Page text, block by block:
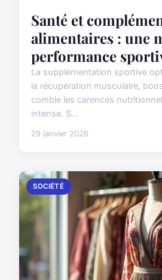
Santé et
alimentaires : une
performance
La supplémentation sportive
la récupération musculaire,
comble les carences
intense. S...
29 janvier 2026
SOCIÉTÉ